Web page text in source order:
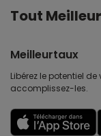
Tout
Meilleurtaux
Libérez le potentiel
accomplissez-les.